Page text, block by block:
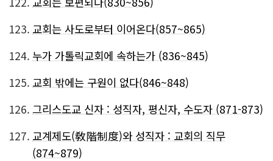
123. 교회는 사도로부터 이어온다(857~865)
124. 누가 가톨릭교회에 속하는가 (836~845)
125. 교회 밖에는 구원이 없다(846~848)
126. 그리스도교 신자 : 성직자, 평신자, 수도자 (871-873)
127. 교계제도(敎階制度)와 성직자 : 교회의 직무
(874~879)